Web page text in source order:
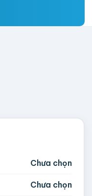
Chưa chọn
Chưa chọn